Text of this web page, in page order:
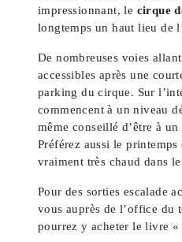
impressionnant, le cirque
longtemps un haut lieu de
De nombreuses voies
accessibles après une
parking du cirque. Sur
commencent à un niveau
même conseillé d’être à
Préférez aussi le
vraiment très chaud dans
Pour des sorties escalade
vous auprès de l’office du
pourrez y acheter le livre «